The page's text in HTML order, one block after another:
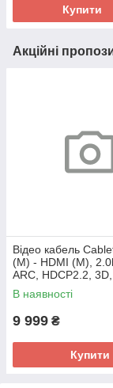
Купити
Акційні
Відео кабель
(M) - HDMI (M),
ARC, HDCP2.2,
4K/60Hz,
В наявності
9 999 ₴
Купити